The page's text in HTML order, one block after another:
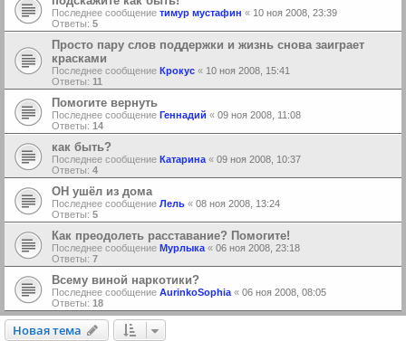
Последнее сообщение тимур мустафин « 10 ноя 2008, 23:39
Ответы: 5
Просто пару слов поддержки и жизнь снова заиграет
красками
Последнее сообщение Крокус « 10 ноя 2008, 15:41
Ответы: 11
Помогите вернуть
Последнее сообщение Геннадий « 09 ноя 2008, 11:08
Ответы: 14
как быть?
Последнее сообщение Катарина « 09 ноя 2008, 10:37
Ответы: 4
ОН ушёл из дома
Последнее сообщение Лель « 08 ноя 2008, 13:24
Ответы: 5
Как преодолеть расставание? Помогите!
Последнее сообщение Мурлыка « 06 ноя 2008, 23:18
Ответы: 7
Всему виной наркотики?
Последнее сообщение AurinkoSophia « 06 ноя 2008, 08:05
Ответы: 18
Новая тема
Новаятема